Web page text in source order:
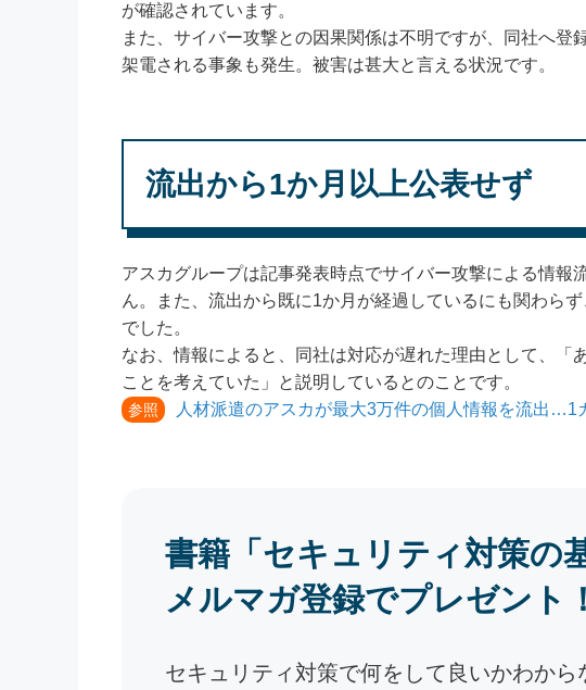
が確認されています。
また、サイバー攻撃との因果関係は不明ですが、同社へ
架電される事象も発生。被害は甚大と言える状況です。
流出から1か月以上公表せず
アスカグループは記事発表時点でサイバー攻撃による情報
ん。また、流出から既に1か月が経過しているにも関わら
でした。
なお、情報によると、同社は対応が遅れた理由として、「
ことを考えていた」と説明しているとのことです。
参照 人材派遣のアスカが最大3万件の個人情報を流出…1
書籍「セキュリティ対策の
メルマガ登録でプレゼント！
セキュリティ対策で何をして良いかわから